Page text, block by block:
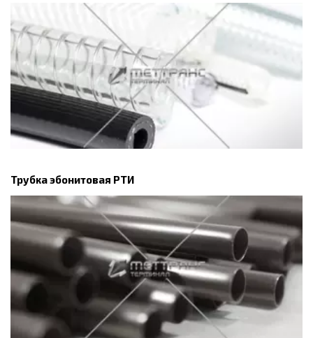
Трубка эбонитовая РТИ